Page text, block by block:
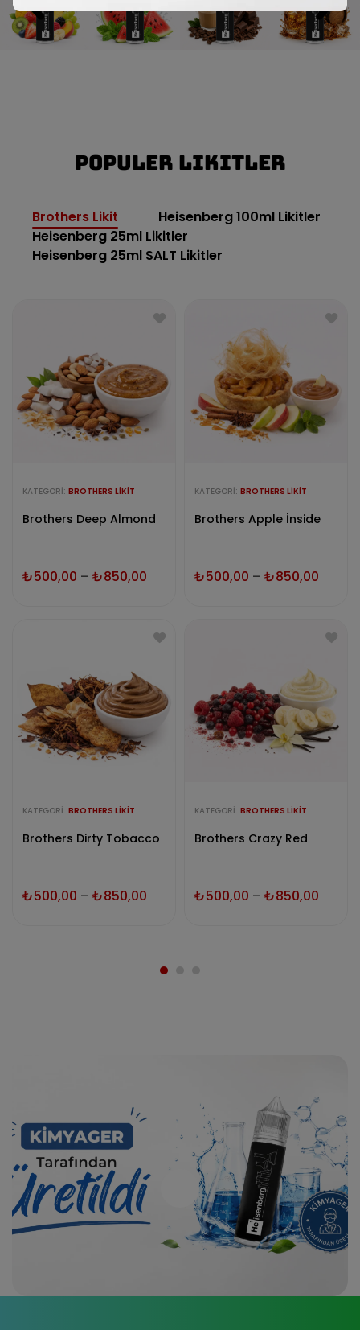
Populer Likitler
Brothers Likit
Heisenberg 100ml Likitler
Heisenberg 25ml Likitler
Heisenberg 25ml SALT Likitler
KATEGORI: BROTHERS LIKIT
Brothers Deep Almond
₺500,00 – ₺850,00
KATEGORI: BROTHERS LIKIT
Brothers Dirty Tobacco
₺500,00 – ₺850,00
KATEGORI: BROTHERS LIKIT
Brothers Apple İnside
₺500,00 – ₺850,00
KATEGORI: BROTHERS LIKIT
Brothers Crazy Red
₺500,00 – ₺850,00